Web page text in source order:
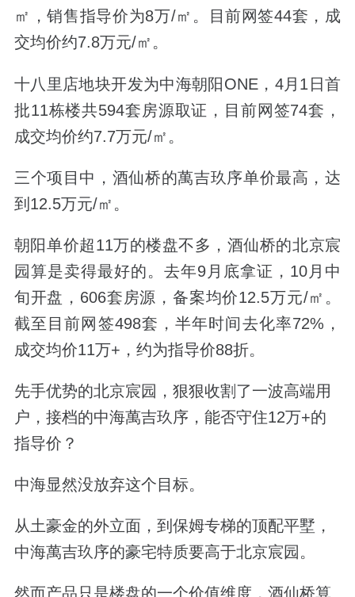
㎡，销售指导价为8万/㎡ 。目前网签44套，成
交均价约7.8万元/㎡。
十八里店地块开发为中海朝阳ONE，4月1日首
批11栋楼共594套房源取证，目前网签74套，
成交均价约7.7万元/㎡。
三个项目中，酒仙桥的萬吉玖序单价最高，达
到12.5万元/㎡。
朝阳单价超11万的楼盘不多，酒仙桥的北京宸
园算是卖得最好的。去年9月底拿证，10月中
旬开盘，606套房源，备案均价12.5万元/㎡。
截至目前网签498套，半年时间去化率72%，
成交均价11万+，约为指导价88折。
先手优势的北京宸园，狠狠收割了一波高端用
户，接档的中海萬吉玖序，能否守住12万+的
指导价？
中海显然没放弃这个目标。
从土豪金的外立面，到保姆专梯的顶配平墅，
中海萬吉玖序的豪宅特质要高于北京宸园。
然而产品只是楼盘的一个价值维度，酒仙桥算